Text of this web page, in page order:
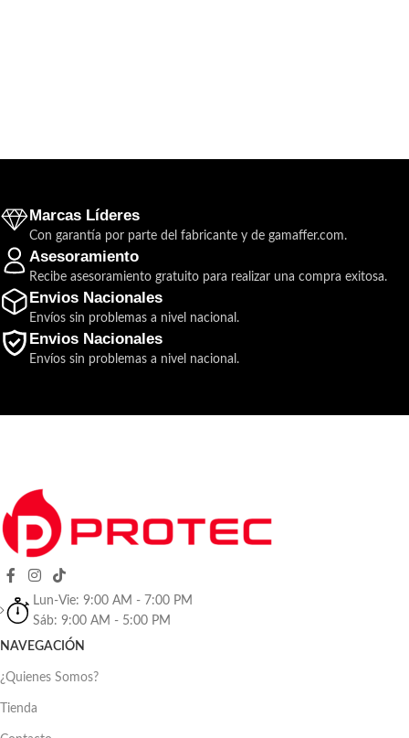
Marcas Líderes
Con garantía por parte del fabricante y de gamaffer.com.
Asesoramiento
Recibe asesoramiento gratuito para realizar una compra exitosa.
Envios Nacionales
Envíos sin problemas a nivel nacional.
Envios Nacionales
Envíos sin problemas a nivel nacional.
Lun-Vie: 9:00 AM - 7:00 PM
Sáb: 9:00 AM - 5:00 PM
NAVEGACIÓN
¿Quienes Somos?
Tienda